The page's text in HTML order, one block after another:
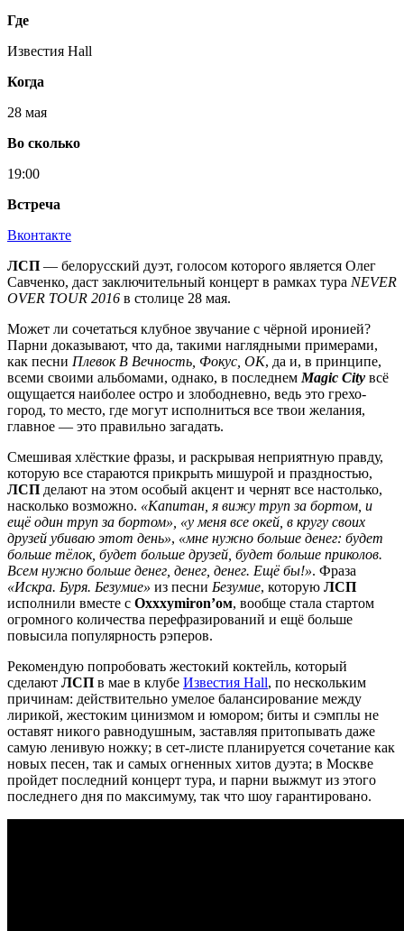
Где
Известия Hall
Когда
28 мая
Во сколько
19:00
Встреча
Вконтакте
ЛСП — белорусский дуэт, голосом которого является Олег
Савченко, даст заключительный концерт в рамках тура NEVER
OVER TOUR 2016 в столице 28 мая.
Может ли сочетаться клубное звучание с чёрной иронией?
Парни доказывают, что да, такими наглядными примерами,
как песни Плевок В Вечность, Фокус, ОК, да и, в принципе,
всеми своими альбомами, однако, в последнем Magic City всё
ощущается наиболее остро и злободневно, ведь это грехо-
город, то место, где могут исполниться все твои желания,
главное — это правильно загадать.
Смешивая хлёсткие фразы, и раскрывая неприятную правду,
которую все стараются прикрыть мишурой и праздностью,
ЛСП делают на этом особый акцент и чернят все настолько,
насколько возможно. «Капитан, я вижу труп за бортом, и
ещё один труп за бортом», «у меня все окей, в кругу своих
друзей убиваю этот день», «мне нужно больше денег: будет
больше тёлок, будет больше друзей, будет больше приколов.
Всем нужно больше денег, денег, денег. Ещё бы!». Фраза
«Искра. Буря. Безумие» из песни Безумие, которую ЛСП
исполнили вместе с Oxxxymiron’ом, вообще стала стартом
огромного количества перефразирований и ещё больше
повысила популярность рэперов.
Рекомендую попробовать жестокий коктейль, который
сделают ЛСП в мае в клубе Известия Hall, по нескольким
причинам: действительно умелое балансирование между
лирикой, жестоким цинизмом и юмором; биты и сэмплы не
оставят никого равнодушным, заставляя притопывать даже
самую ленивую ножку; в сет-листе планируется сочетание как
новых песен, так и самых огненных хитов дуэта; в Москве
пройдет последний концерт тура, и парни выжмут из этого
последнего дня по максимуму, так что шоу гарантировано.